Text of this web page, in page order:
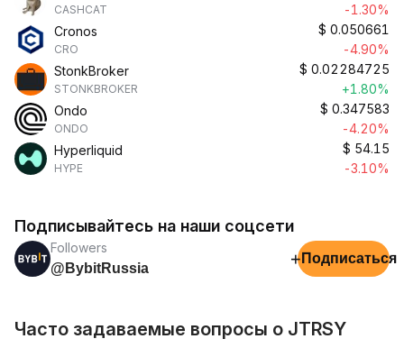
CASHCAT
-1.30%
Cronos
CRO
$ 0.050661
-4.90%
StonkBroker
STONKBROKER
$ 0.02284725
+1.80%
Ondo
ONDO
$ 0.347583
-4.20%
Hyperliquid
HYPE
$ 54.15
-3.10%
Подписывайтесь на наши соцсети
Followers
@BybitRussia
+ Подписаться
Часто задаваемые вопросы о JTRSY